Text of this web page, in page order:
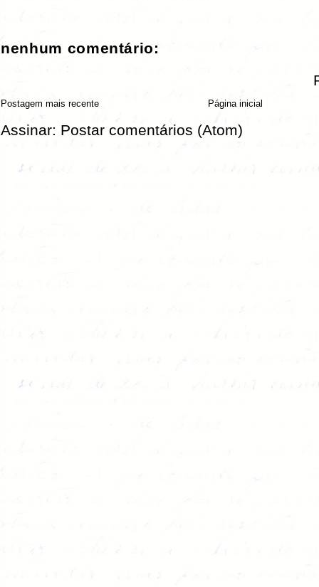
nenhum comentário:
Postagem mais recente Página inicial
Assinar: Postar comentários (Atom)